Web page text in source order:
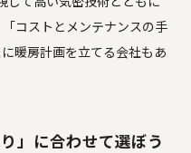
コストとメンテナンスの手
暖房計画を立てる会社もあ
」に合わせて選ぼう